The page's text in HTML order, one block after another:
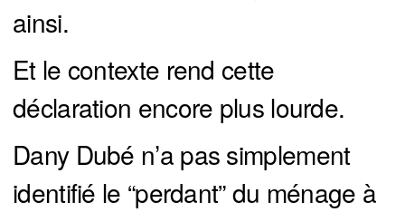
ainsi.
Et le contexte rend cette
déclaration encore plus lourde.
Dany Dubé n’a pas simplement
identifié le “perdant” du ménage à